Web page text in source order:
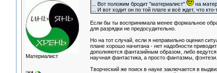
Материалист
... Вот положим бродит "материалист"
на
... И вот ходит он по той плате и всё ждет, что
Если бы ты воспринимала менее формальное
для разрядки не предосудительно.
Но на тот случай, если я неправильно оценил
плане хорошо начитана - нет надобности
дополняются фантазийным образом, либо
научная фантастика, а просто фантазмы,
Творческий же поиск в науке заключается в